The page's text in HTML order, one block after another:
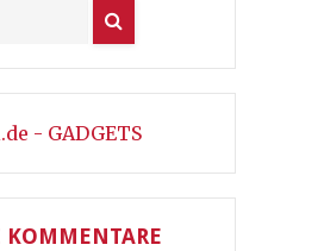
- GADGETS
KOMMENTARE